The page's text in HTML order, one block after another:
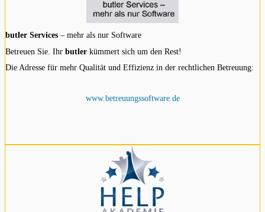
butler Services – mehr als nur Software
Betreuen Sie. Ihr butler kümmert sich um den Rest!
Die Adresse für mehr Qualität und Effizienz in der rechtlichen Betreuung:
www.betreuungssoftware.de